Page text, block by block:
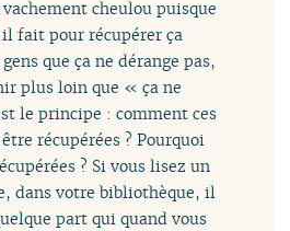
cheulou puisque
il fait pour récupérer ça
que ça ne dérange pas,
plus loin que « ça ne
le principe : comment ces
récupérées ? Pourquoi
? Si vous lisez un
dans votre bibliothèque, il
part qui quand vous